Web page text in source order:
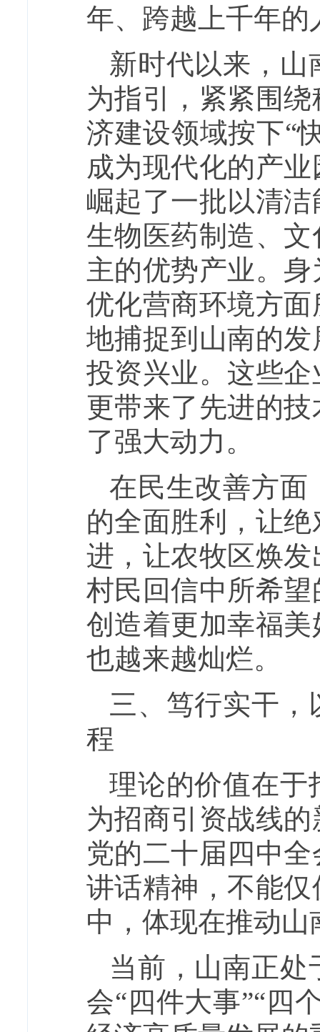
年、跨越上千年的
新时代以来，山
为指引，紧紧围
济建设领域按下“
成为现代化的产
崛起了一批以清
生物医药制造、
主的优势产业。
优化营商环境方
地捕捉到山南的
投资兴业。这些
更带来了先进的
了强大动力。
在民生改善方面
的全面胜利，让
进，让农牧区焕
村民回信中所希
创造着更加幸福
也越来越灿烂。
三、笃行实干
程
理论的价值在于
为招商引资战线
党的二十届四中
讲话精神，不能
中，体现在推动
当前，山南正
会“四件大事”“四